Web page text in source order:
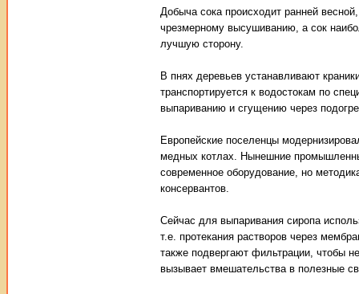
Добыча сока происходит ранней
чрезмерному высушиванию, а сок
лучшую сторону.
В пнях деревьев устанавливают
транспортируется к водостокам по
выпариванию и сгущению через
Европейские поселенцы
медных котлах. Нынешние
современное оборудование, но
консервантов.
Сейчас для выпаривания сиропа
т.е. протекания растворов через
также подвергают фильтрации, чтобы
вызывает вмешательства в полезные